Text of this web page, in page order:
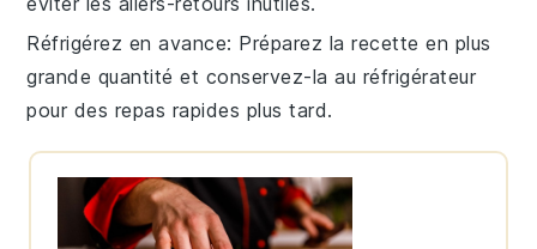
Réfrigérez en avance: Préparez la recette en plus
grande quantité et conservez-la au réfrigérateur
pour des repas rapides plus tard.